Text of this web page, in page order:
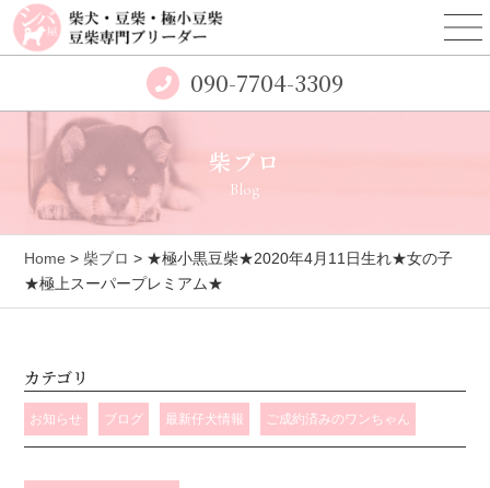
090-7704-3309
柴ブロ
Blog
Home > 柴ブロ > ★極小黒豆柴★2020年4月11日生れ★女の子
★極上スーパープレミアム★
カテゴリ
お知らせ ブログ 最新仔犬情報 ご成約済みのワンちゃん